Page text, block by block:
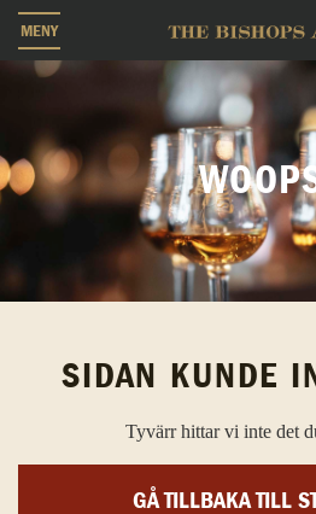
MENY
SIDAN KUNDE
Tyvärr hittar vi inte det
GÅ TILLBAKA TILL